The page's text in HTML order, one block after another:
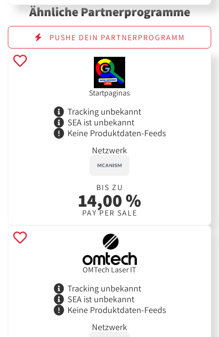
Ähnliche Partnerprogramme
PUSHE DEIN PARTNERPROGRAMM
Startpaginas
Tracking unbekannt
SEA ist unbekannt
Keine Produktdaten-Feeds
Netzwerk
BIS ZU
14,00 %
PAY PER SALE
OMTech Laser IT
Tracking unbekannt
SEA ist unbekannt
Keine Produktdaten-Feeds
Netzwerk